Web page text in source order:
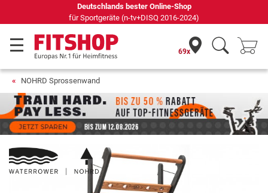
Seit 42 Jahren Ihr Experte für Heimfitness
69x
NOHRD Sprossenwand